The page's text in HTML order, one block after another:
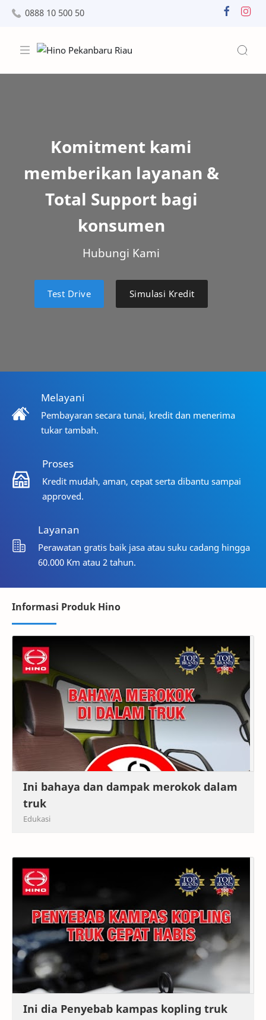
0888 10 500 50
Komitment kami
memberikan layanan &
Total Support bagi
konsumen
Hubungi Kami
Test Drive Simulasi Kredit
Melayani
Pembayaran secara tunai, kredit dan menerima
tukar tambah.
Proses
Kredit mudah, aman, cepat serta dibantu sampai
approved.
Layanan
Perawatan gratis baik jasa atau suku cadang hingga
60.000 Km atau 2 tahun.
Informasi Produk Hino
Ini bahaya dan dampak merokok dalam
truk
Ini dia Penyebab kampas kopling truk